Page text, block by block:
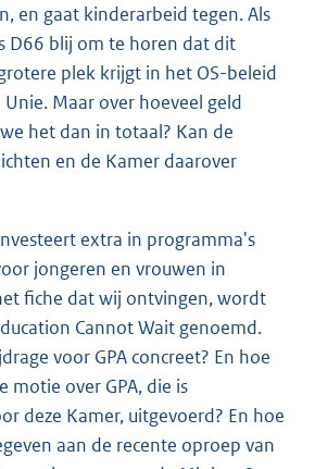
en gaat kinderarbeid tegen. Als
D66 blij om te horen dat dit
plek krijgt in het OS-beleid
Unie. Maar over hoeveel geld
het dan in totaal? Kan de
en de Kamer daarover
extra in programma's
jongeren en vrouwen in
fiche dat wij ontvingen, wordt
Cannot Wait genoemd.
voor GPA concreet? En hoe
motie over GPA, die is
deze Kamer, uitgevoerd? En hoe
aan de recente oproep van